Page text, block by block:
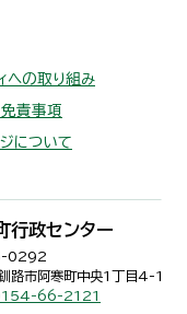
への取り組み
免責事項
について
行政センター
0292
路市阿寒町中央1丁目4-1
66-2121